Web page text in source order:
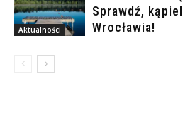
Aktualności
Sprawdź,
Wrocławia!